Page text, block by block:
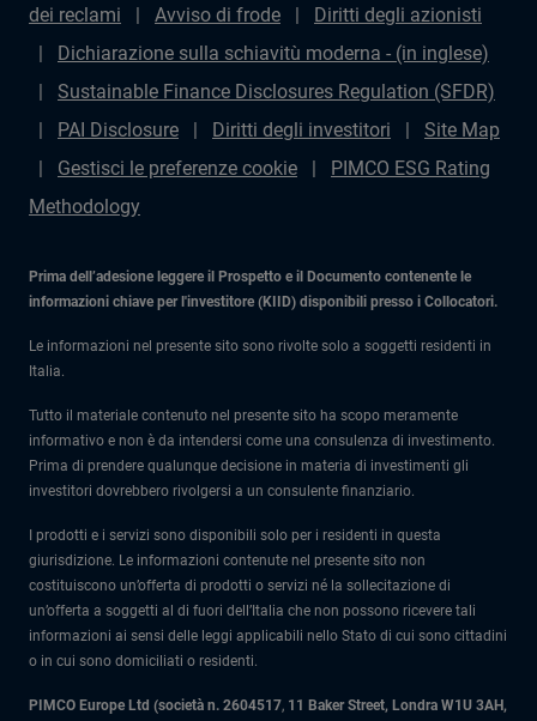
dei reclami
Avviso di frode
Diritti degli azionisti
Dichiarazione sulla schiavitù moderna - (in inglese)
Sustainable Finance Disclosures Regulation (SFDR)
PAI Disclosure
Diritti degli investitori
Site Map
Gestisci le preferenze cookie
PIMCO ESG Rating
Methodology
Prima dell’adesione leggere il Prospetto e il Documento contenente le
informazioni chiave per l'investitore (KIID) disponibili presso i Collocatori.
Le informazioni nel presente sito sono rivolte solo a soggetti residenti in
Italia.
Tutto il materiale contenuto nel presente sito ha scopo meramente
informativo e non è da intendersi come una consulenza di investimento.
Prima di prendere qualunque decisione in materia di investimenti gli
investitori dovrebbero rivolgersi a un consulente finanziario.
I prodotti e i servizi sono disponibili solo per i residenti in questa
giurisdizione. Le informazioni contenute nel presente sito non
costituiscono un’offerta di prodotti o servizi né la sollecitazione di
un’offerta a soggetti al di fuori dell’Italia che non possono ricevere tali
informazioni ai sensi delle leggi applicabili nello Stato di cui sono cittadini
o in cui sono domiciliati o residenti.
PIMCO Europe Ltd (società n. 2604517, 11 Baker Street, Londra W1U 3AH,